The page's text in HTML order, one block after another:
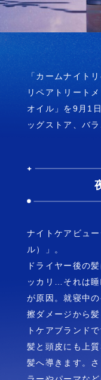
「カームナイト
リペアトリート
オイル」を9月1
ッグストア、バ
ナイトケアビュ
ル）」。
ドライヤー後の
ッカリ…それは
が原因。就寝中
擦ダメージから
トケアブランドで
髪と頭皮にも上
髪へ導きます。